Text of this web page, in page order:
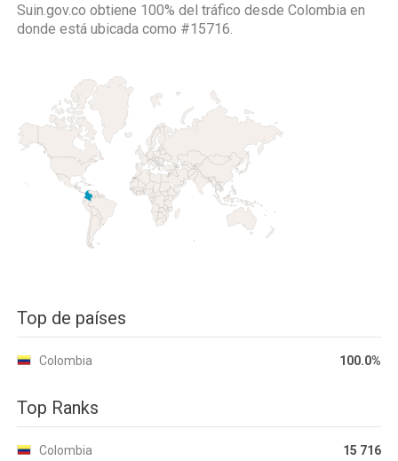
Suin.gov.co obtiene 100% del tráfico desde Colombia en
donde está ubicada como #15716.
Top de países
Colombia 100.0%
Top Ranks
Colombia 15 716